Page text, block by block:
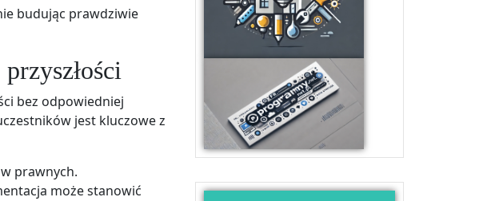
budując prawdziwie
bez odpowiedniej
jest kluczowe z
prawnych.
może stanowić